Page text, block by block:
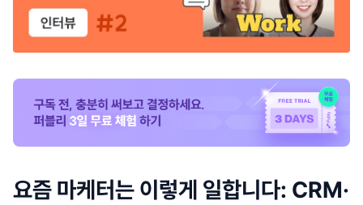
요즘 마케터는 이렇게 일합니다: CRM·